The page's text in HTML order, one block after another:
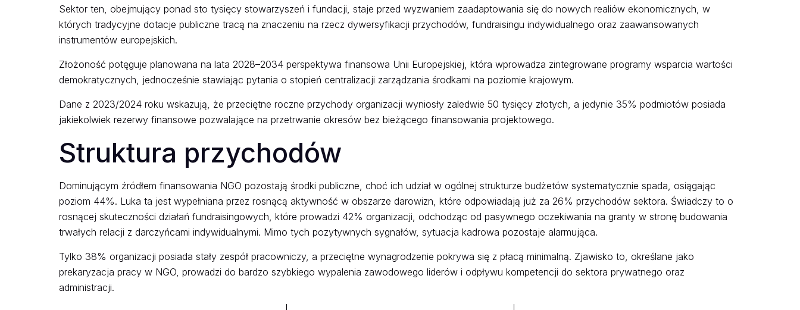
Sektor ten, obejmujący ponad sto tysięcy stowarzyszeń i fundacji, staje przed wyzwaniem zaadaptowania się do nowych realiów ekonomicznych, w
których tradycyjne dotacje publiczne tracą na znaczeniu na rzecz dywersyfikacji przychodów, fundraisingu indywidualnego oraz zaawansowanych
instrumentów europejskich.
Złożoność potęguje planowana na lata 2028–2034 perspektywa finansowa Unii Europejskiej, która wprowadza zintegrowane programy wsparcia wartości
demokratycznych, jednocześnie stawiając pytania o stopień centralizacji zarządzania środkami na poziomie krajowym.
Dane z 2023/2024 roku wskazują, że przeciętne roczne przychody organizacji wyniosły zaledwie 50 tysięcy złotych, a jedynie 35% podmiotów posiada
jakiekolwiek rezerwy finansowe pozwalające na przetrwanie okresów bez bieżącego finansowania projektowego.
Struktura przychodów
Dominującym źródłem finansowania NGO pozostają środki publiczne, choć ich udział w ogólnej strukturze budżetów systematycznie spada, osiągając
poziom 44%. Luka ta jest wypełniana przez rosnącą aktywność w obszarze darowizn, które odpowiadają już za 26% przychodów sektora. Świadczy to o
rosnącej skuteczności działań fundraisingowych, które prowadzi 42% organizacji, odchodząc od pasywnego oczekiwania na granty w stronę budowania
trwałych relacji z darczyńcami indywidualnymi. Mimo tych pozytywnych sygnałów, sytuacja kadrowa pozostaje alarmująca.
Tylko 38% organizacji posiada stały zespół pracowniczy, a przeciętne wynagrodzenie pokrywa się z płacą minimalną. Zjawisko to, określane jako
prekaryzacja pracy w NGO, prowadzi do bardzo szybkiego wypalenia zawodowego liderów i odpływu kompetencji do sektora prywatnego oraz
administracji.